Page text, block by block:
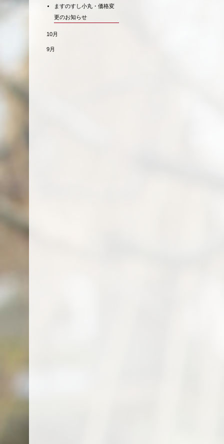
ますのすし小丸・価格変
更のお知らせ
10月
9月